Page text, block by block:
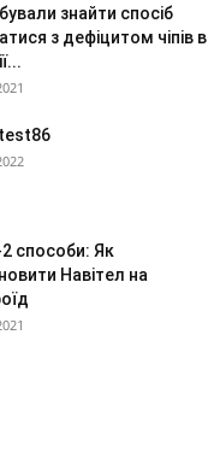
знайти спосіб
з дефіцитом чіпів в
способи: Як
Навітел на